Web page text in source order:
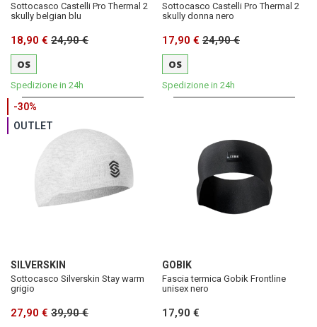
Sottocasco Castelli Pro Thermal 2
skully belgian blu
18,90 € 24,90 €
OS
Spedizione in 24h
Sottocasco Castelli Pro Thermal 2
skully donna nero
17,90 € 24,90 €
OS
Spedizione in 24h
-30%
OUTLET
SILVERSKIN
Sottocasco Silverskin Stay warm
grigio
27,90 € 39,90 €
GOBIK
Fascia termica Gobik Frontline
unisex nero
17,90 €